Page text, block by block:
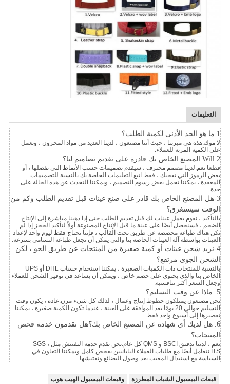
التعليمات
1.ما هو الحد الأدنى لكمية الطلب؟
لا موك.هذه هي ميزتنا ، حيث أننا مصنعون ، لدينا العديد من مواد المخزون ، ونعمل
على الكمية المرنة للعملاء.
2.Will المصنع الخاص بك قادرة على تقديم تصاميم لنا؟
قطعا نعم.لدينا مصمم محترف ، سيقدم تصميمات حسب الأنماط التي تفضلها ، أو
بعض الرموز التي تعجبك ، فقط اتبع التعليمات الخاصة بك.بالنسبة للتصميمات
المعقدة ، يمكننا تحمل بعض رسوم التصميم ، ويمكننا التحدث عن هذه الحالة على
حدة.
3-هل المصنع الخاص بك قادر على صنع عينات قبل تقديم الطلب وكم من
الوقت سيستغرق؟
بالتأكيد ، نقوم بعمل عينات لك قبل تقديم الطلب.حتى إذا ذهبنا مباشرة إلى الإنتاج
الضخم ، فسنحصل أيضًا على عينة ما قبل الإنتاج المصنوعة أولاً لتأكيد الحجز.إذا لم
تكن هناك طباعة مخصصة عن طريق نحت القالب ، فإننا نحتاج فقط ليوم واحد لإعداد
العينات بواسطة آلة العينات الخاصة بنا والتي يمكن أن تجعل طباعة التسامي بسرعة.
4-نريد شحن عينات أو كمية صغيرة من المنتجات عن طريق الجو ، لكن
الشحن الجوي مرتفع؟
بالنسبة للمنتجات ذات الكميات الصغيرة ، يمكننا استخدام حساب DHL أو UPS
الخاص بنا والذي يحتوي على خصم خاص ، ويمكن أن يساعد في توفير الشحن للعملاء
وجعل السعر أكثر تنافسية.
5. ماذا عن وقت التسليم؟
نحن مصنعون يمتلكون خطوط إنتاج وعمال ، لذلك كل شيء مرن.عادة ، يكون وقت
التسليم حوالي 20 يومًا بعد الموافقة على العينة ، عندما تكون الكمية صغيرة ، يمكننا
تقصيرها إلى أسبوع واحد فقط.
6. هل لديك أي شهادة عن المصنع الخاص بك؟هل تقدمون خدمة فحص
المنتجات؟
نعم ، لدينا تدقيق BSCI و QMS كل عام.نحن نقدم خدمة التفتيش مثل SGS ،
ITS.نتعامل أيضًا مع طلبات العملاء اليابانيين بفحص كامل ويمكننا التعاون في
السياسة مع استبدال المعيب بعد وصول البضائع وتفتيشها.
قبعات البيسبول الشباب المطرزة
وقبعات البيسبول الهيب هوب